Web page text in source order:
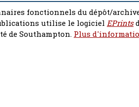
fonctionnels du dépôt/
utilise le logiciel EPrints
de Southampton. Plus